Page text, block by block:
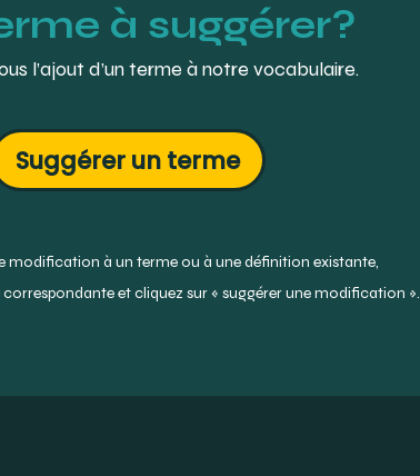
à suggérer?
l’ajout d’un terme à notre vocabulaire.
Suggérer un terme
modification à un terme ou à une définition existante,
et cliquez sur « suggérer une modification ».